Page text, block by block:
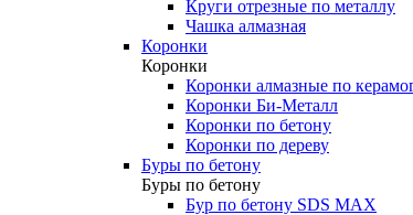
Круги отрезные по металлу
Чашка алмазная
Коронки
Коронки
Коронки алмазные по
Коронки Би-Металл
Коронки по бетону
Коронки по дереву
Буры по бетону
Буры по бетону
Бур по бетону SDS MAX